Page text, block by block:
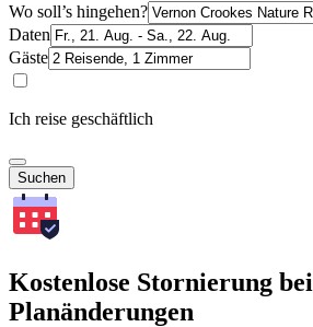
Wo soll’s hingehen?
Daten
Gäste
Ich reise geschäftlich
Suchen
Kostenlose Stornierung bei
Planänderungen